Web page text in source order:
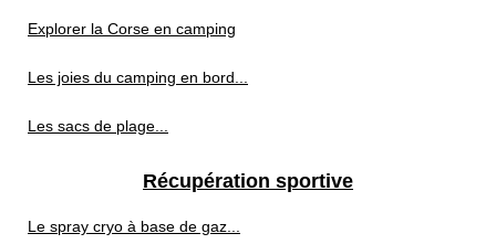
Explorer la Corse en camping
Les joies du camping en bord...
Les sacs de plage...
Récupération sportive
Le spray cryo à base de gaz...